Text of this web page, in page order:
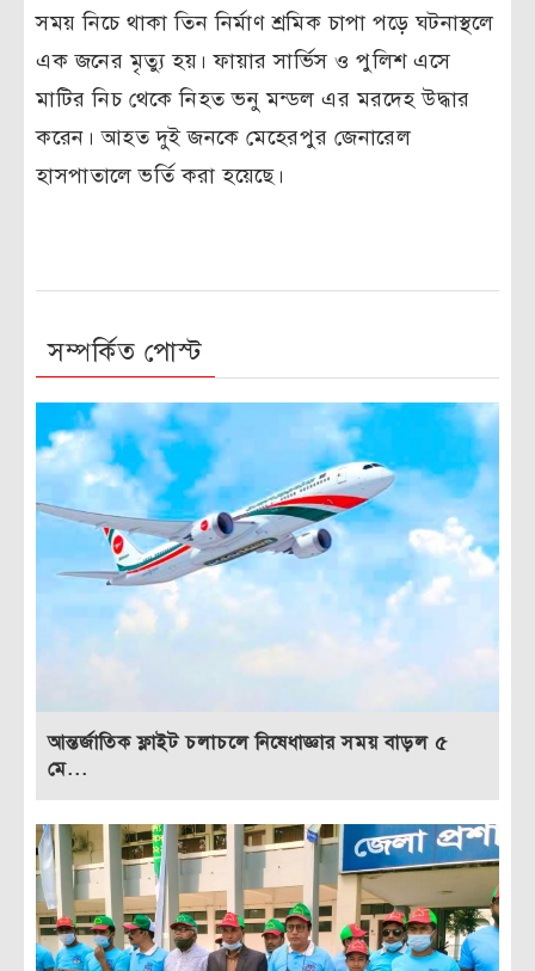
সময় নিচে থাকা তিন নির্মাণ শ্রমিক চাপা পড়ে ঘটনাস্থলে
এক জনের মৃত্যু হয়। ফায়ার সার্ভিস ও পুলিশ এসে
মাটির নিচ থেকে নিহত ভনু মন্ডল এর মরদেহ উদ্ধার
করেন। আহত দুই জনকে মেহেরপুর জেনারেল
হাসপাতালে ভর্তি করা হয়েছে।
সম্পর্কিত পোস্ট
আন্তর্জাতিক ফ্লাইট চলাচলে নিষেধাজ্ঞার সময় বাড়ল ৫
মে...